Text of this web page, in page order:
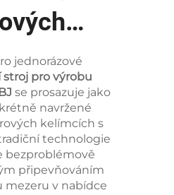
BJNBJ
jednorázové
pro výrobu
se prosazuje jako
navržené
kelímcích s
technologie
bezproblémově
připevňováním
mezeru v nabídce